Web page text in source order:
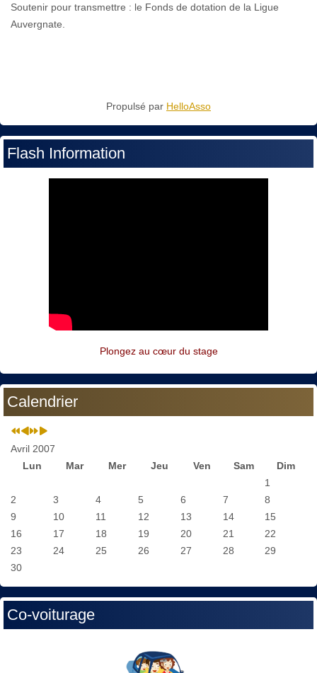
Soutenir pour transmettre : le Fonds de dotation de la Ligue
Auvergnate.
Propulsé par HelloAsso
Flash Information
Plongez au cœur du stage
Calendrier
Avril 2007
Lun
Mar Mer Jeu Ven Sam
Dim
1
2
3 4 5 6 7
8
9
10 11 12 13 14
15
16
17 18 19 20 21
22
23
24 25 26 27 28
29
30
Co-voiturage